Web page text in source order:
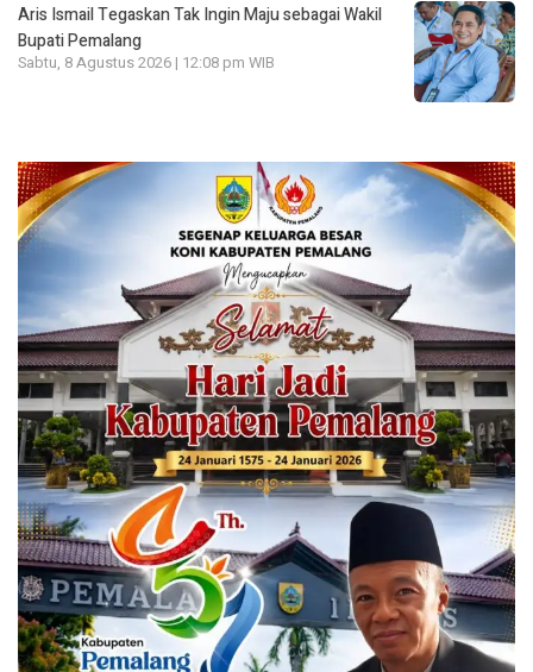
Aris Ismail Tegaskan Tak Ingin Maju sebagai Wakil
Bupati Pemalang
Sabtu, 8 Agustus 2026 | 12:08 pm WIB